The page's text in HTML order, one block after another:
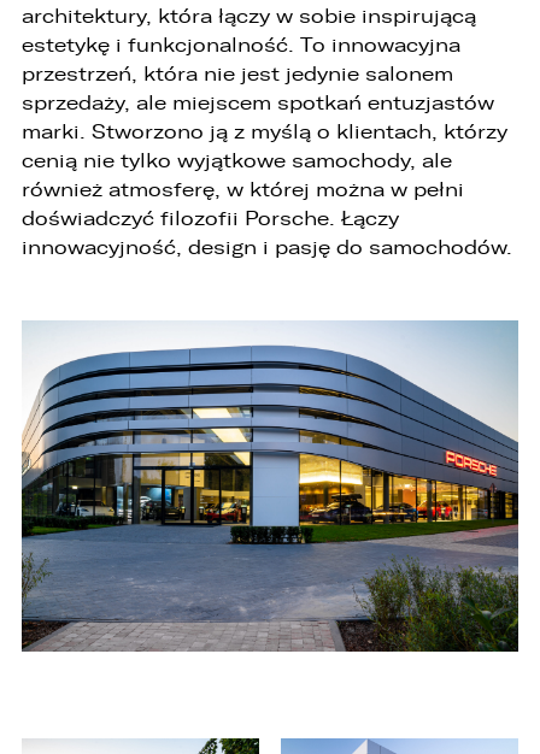
architektury, która łączy w sobie inspirującą
estetykę i funkcjonalność. To innowacyjna
przestrzeń, która nie jest jedynie salonem
sprzedaży, ale miejscem spotkań entuzjastów
marki. Stworzono ją z myślą o klientach, którzy
cenią nie tylko wyjątkowe samochody, ale
również atmosferę, w której można w pełni
doświadczyć filozofii Porsche. Łączy
innowacyjność, design i pasję do samochodów.
W związku z realizacją wymogów
Rozporządzenia Parlamentu Europejskiego i
Rady (UE) 2016/679 z dnia 27 kwietnia 2016 r. w
sprawie ochrony osób fizycznych w związku z
przetwarzaniem danych osobowych i w sprawie
swobodnego przepływu takich danych oraz
uchylenia dyrektywy 95/46/WE (ogólne
rozporządzenie o ochronie danych „RODO”),
przysługujących Państwu prawach z tym
1. Współadministratorami danych osobowych
są:
1. LELLEK sp. z o.o. ul. Opolska 2c 45-960 Opole,
2. LELLEK Gliwice sp. z o.o. ul. Portowa 2 44-100
Gliwice,
3. LELLEK Koźle sp. z o.o. ul. B. Chrobrego 25 47-
200 Kędzierzyn- Koźle,
4. LELLEK Katowice sp. z o.o. Oddział w
Katowicach ul. T. Kościuszki 328 40-608
Katowice,
5. 3L.PL. z o.o. ul. Opolska 2c 45-960 Opole.
2. Numer telefonu – Biuro Obsługi Klienta: 801